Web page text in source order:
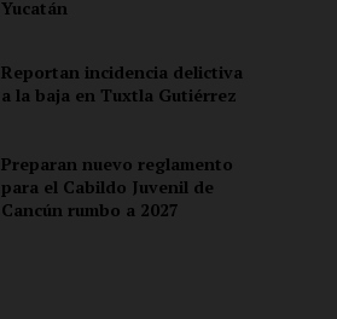
Yucatán
Reportan incidencia delictiva
a la baja en Tuxtla Gutiérrez
Preparan nuevo reglamento
para el Cabildo Juvenil de
Cancún rumbo a 2027